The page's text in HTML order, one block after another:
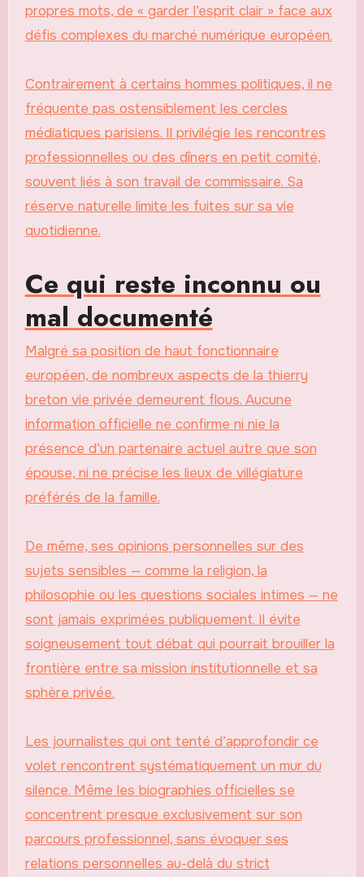
propres mots, de « garder l’esprit clair » face aux
défis complexes du marché numérique européen.
Contrairement à certains hommes politiques, il ne
fréquente pas ostensiblement les cercles
médiatiques parisiens. Il privilégie les rencontres
professionnelles ou des dîners en petit comité,
souvent liés à son travail de commissaire. Sa
réserve naturelle limite les fuites sur sa vie
quotidienne.
Ce qui reste inconnu ou
mal documenté
Malgré sa position de haut fonctionnaire
européen, de nombreux aspects de la thierry
breton vie privée demeurent flous. Aucune
information officielle ne confirme ni nie la
présence d’un partenaire actuel autre que son
épouse, ni ne précise les lieux de villégiature
préférés de la famille.
De même, ses opinions personnelles sur des
sujets sensibles — comme la religion, la
philosophie ou les questions sociales intimes — ne
sont jamais exprimées publiquement. Il évite
soigneusement tout débat qui pourrait brouiller la
frontière entre sa mission institutionnelle et sa
sphère privée.
Les journalistes qui ont tenté d’approfondir ce
volet rencontrent systématiquement un mur du
silence. Même les biographies officielles se
concentrent presque exclusivement sur son
parcours professionnel, sans évoquer ses
relations personnelles au-delà du strict